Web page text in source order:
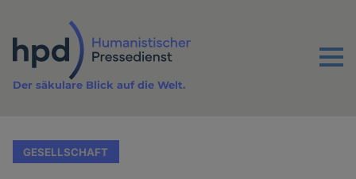
Inhalt
Menu
Der säkulare Blick auf die Welt.
GESELLSCHAFT